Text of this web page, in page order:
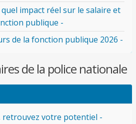
quel impact réel sur le salaire et
publique -
de la fonction publique 2026 -
de la police nationale
retrouvez votre potentiel -